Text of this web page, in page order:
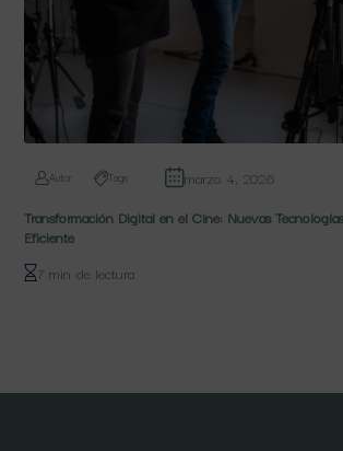
Autor Tags
marzo 4, 2026
Transformación Digital en el Cine: Nuevas
Eficiente
7 min de lectura